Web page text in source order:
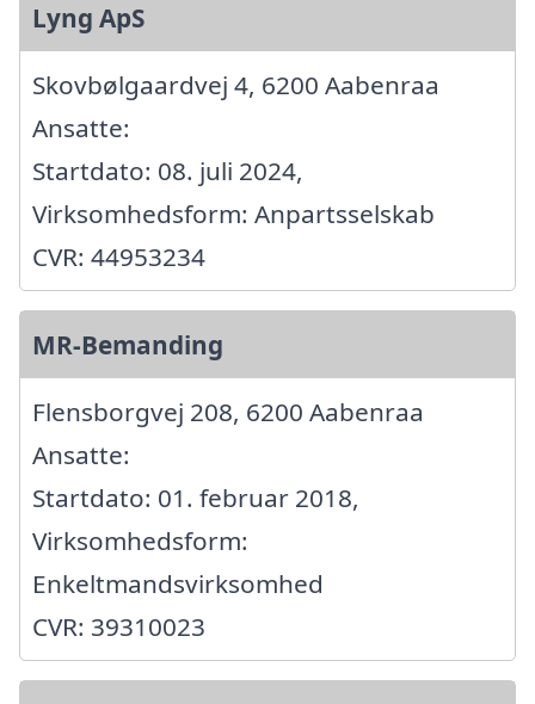
Lyng ApS
Skovbølgaardvej 4, 6200 Aabenraa
Ansatte:
Startdato: 08. juli 2024,
Virksomhedsform: Anpartsselskab
CVR: 44953234
MR-Bemanding
Flensborgvej 208, 6200 Aabenraa
Ansatte:
Startdato: 01. februar 2018,
Virksomhedsform:
Enkeltmandsvirksomhed
CVR: 39310023